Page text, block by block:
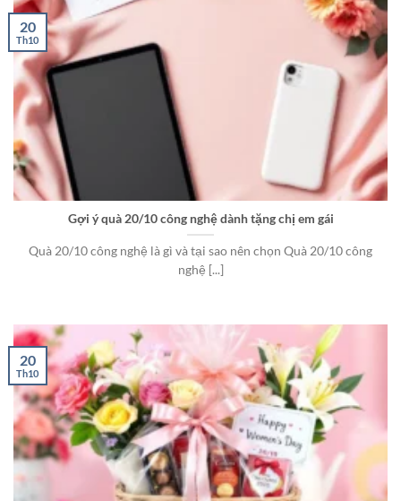
Gợi ý quà 20/10 công nghệ dành tặng chị em gái
Quà 20/10 công nghệ là gì và tại sao nên chọn Quà 20/10 công
nghệ [...]
20
Th10
20
Th10